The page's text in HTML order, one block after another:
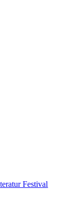
Festival